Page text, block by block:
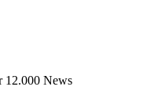
12.000 News